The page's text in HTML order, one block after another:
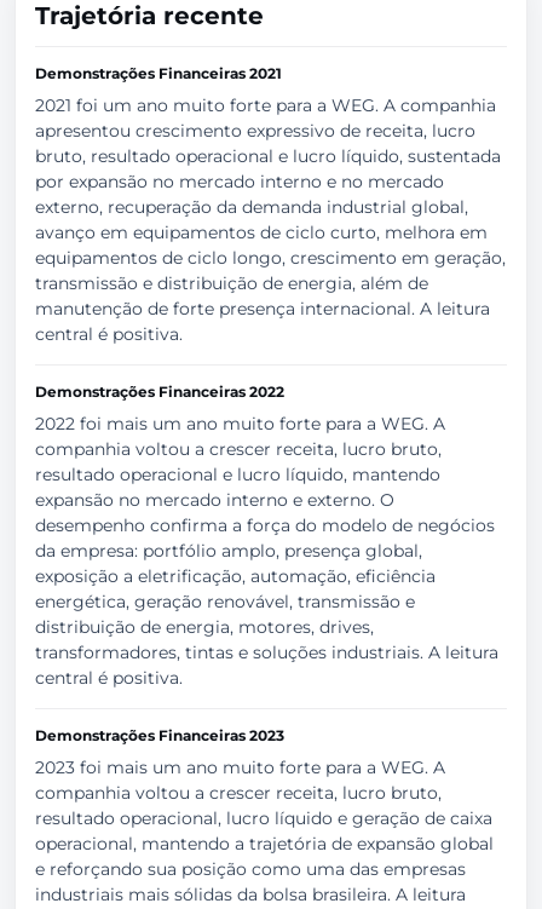
Trajetória recente
Demonstrações Financeiras 2021
2021 foi um ano muito forte para a WEG. A companhia
apresentou crescimento expressivo de receita, lucro
bruto, resultado operacional e lucro líquido, sustentada
por expansão no mercado interno e no mercado
externo, recuperação da demanda industrial global,
avanço em equipamentos de ciclo curto, melhora em
equipamentos de ciclo longo, crescimento em geração,
transmissão e distribuição de energia, além de
manutenção de forte presença internacional. A leitura
central é positiva.
Demonstrações Financeiras 2022
2022 foi mais um ano muito forte para a WEG. A
companhia voltou a crescer receita, lucro bruto,
resultado operacional e lucro líquido, mantendo
expansão no mercado interno e externo. O
desempenho confirma a força do modelo de negócios
da empresa: portfólio amplo, presença global,
exposição a eletrificação, automação, eficiência
energética, geração renovável, transmissão e
distribuição de energia, motores, drives,
transformadores, tintas e soluções industriais. A leitura
central é positiva.
Demonstrações Financeiras 2023
2023 foi mais um ano muito forte para a WEG. A
companhia voltou a crescer receita, lucro bruto,
resultado operacional, lucro líquido e geração de caixa
operacional, mantendo a trajetória de expansão global
e reforçando sua posição como uma das empresas
industriais mais sólidas da bolsa brasileira. A leitura